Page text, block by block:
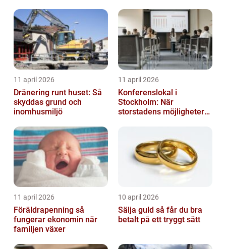
11 april 2026
Dränering runt huset: Så
skyddas grund och
inomhusmiljö
11 april 2026
Konferenslokal i
Stockholm: När
storstadens möjligheter
11 april 2026
Föräldrapenning så
fungerar ekonomin när
familjen växer
10 april 2026
Sälja guld så får du bra
betalt på ett tryggt sätt